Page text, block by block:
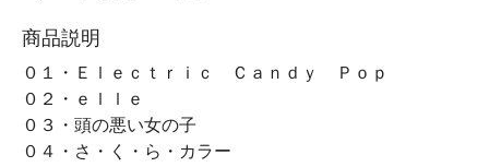
商品説明
０１・Ｅｌｅｃｔｒｉｃ Ｃａｎｄｙ Ｐｏｐ
０２・ｅｌｌｅ
０３・頭の悪い女の子
０４・さ・く・ら・カラー